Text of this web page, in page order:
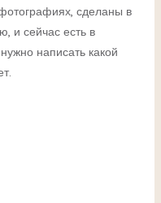
сделаны в
и сейчас есть в
написать какой